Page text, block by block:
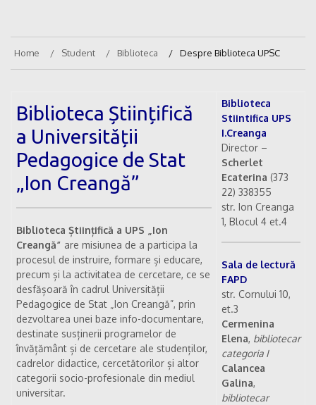
Home Student Biblioteca Despre Biblioteca UPSC
Biblioteca Științifică
a Universității
Pedagogice de Stat
„Ion Creangă”
Biblioteca Științifică a UPS „Ion
Creangă” are misiunea de a participa la
procesul de instruire, formare și educare,
precum și la activitatea de cercetare, ce se
desfășoară în cadrul Universității
Pedagogice de Stat „Ion Creangă”, prin
dezvoltarea unei baze info-documentare,
destinate susținerii programelor de
învățământ și de cercetare ale studenților,
cadrelor didactice, cercetătorilor și altor
categorii socio-profesionale din mediul
universitar.
Biblioteca
Stiintifica UPS
I.Creanga
Director –
Scherlet
Ecaterina (373
22) 338355
str. Ion Creanga
1, Blocul 4 et.4
Sala de lectură
FAPD
str. Cornului 10,
et.3
Cermenina
Elena, bibliotecar
categoria I
Calancea
Galina,
bibliotecar